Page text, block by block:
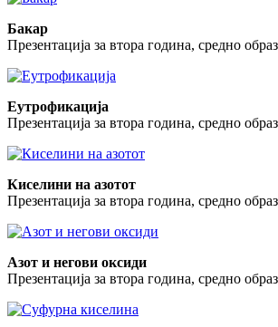
Бакар
Презентација за втора година, средно
Еутрофикација
Презентација за втора година, средно
Киселини на азотот
Презентација за втора година, средно
Азот и негови оксиди
Презентација за втора година, средно